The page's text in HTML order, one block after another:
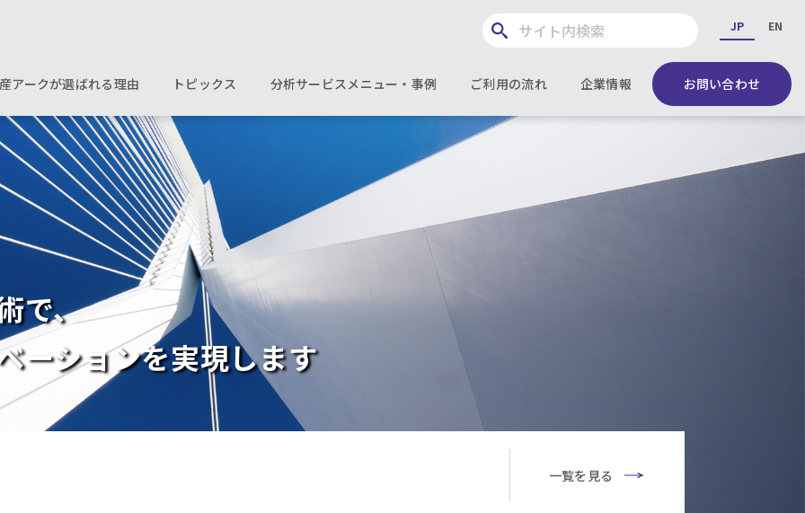
JP EN
アークが選ばれる理由 トピックス 分析サービスメニュー・事例 ご利用の流れ 企業情報 お問い合わせ
で、
ーションを実現します
一覧を見る